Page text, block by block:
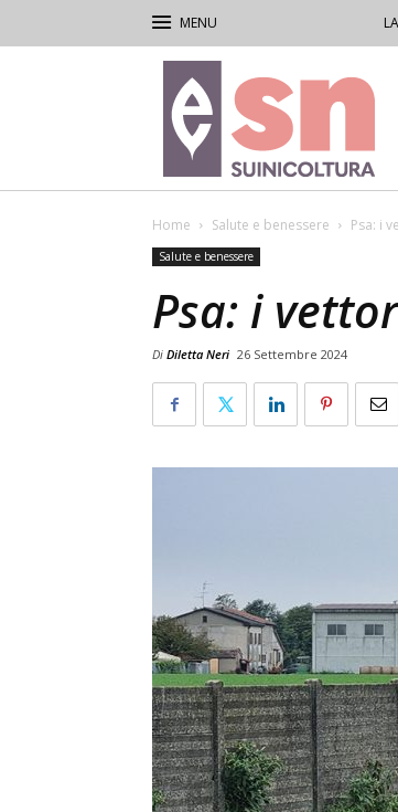
Rivista
di
Suinicoltura
Home Salute e benessere Psa: i
Salute e benessere
Psa: i
Di Diletta Neri 26 Settembre 2024